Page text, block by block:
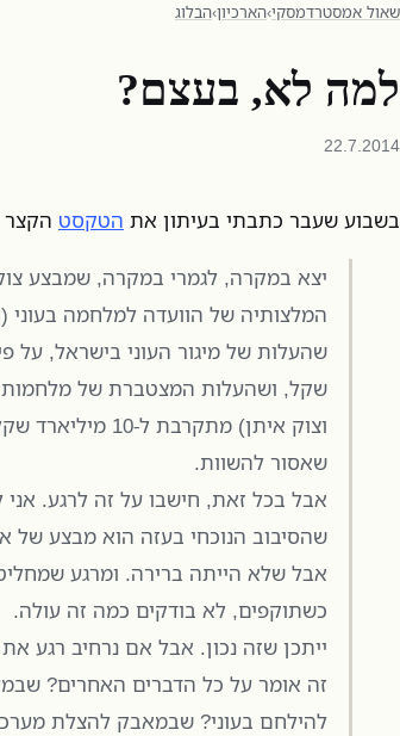
שאול אמסטרדמסקי›הארכיון›הבלוג
למה לא, בעצם?
22.7.2014
בשבוע שעבר כתבתי בעיתון את הטקסט הקצר
יצא במקרה, לגמרי במקרה, שמבצע
המלצותיה של הוועדה למלחמה בעוני
שקל, ושהעלות המצטברת של מלחמות
וצוק איתן)
שאסור להשוות.
אבל בכל זאת, חישבו על זה לרגע.
שהסיבוב הנוכחי בעזה הוא מבצע
אבל שלא הייתה ברירה. ומרגע
כשתוקפים, לא בודקים כמה זה עולה.
ייתכן שזה נכון. אבל אם נרחיב רגע
זה אומר על כל הדברים האחרים?
להילחם בעוני? שבמאבק להצלת